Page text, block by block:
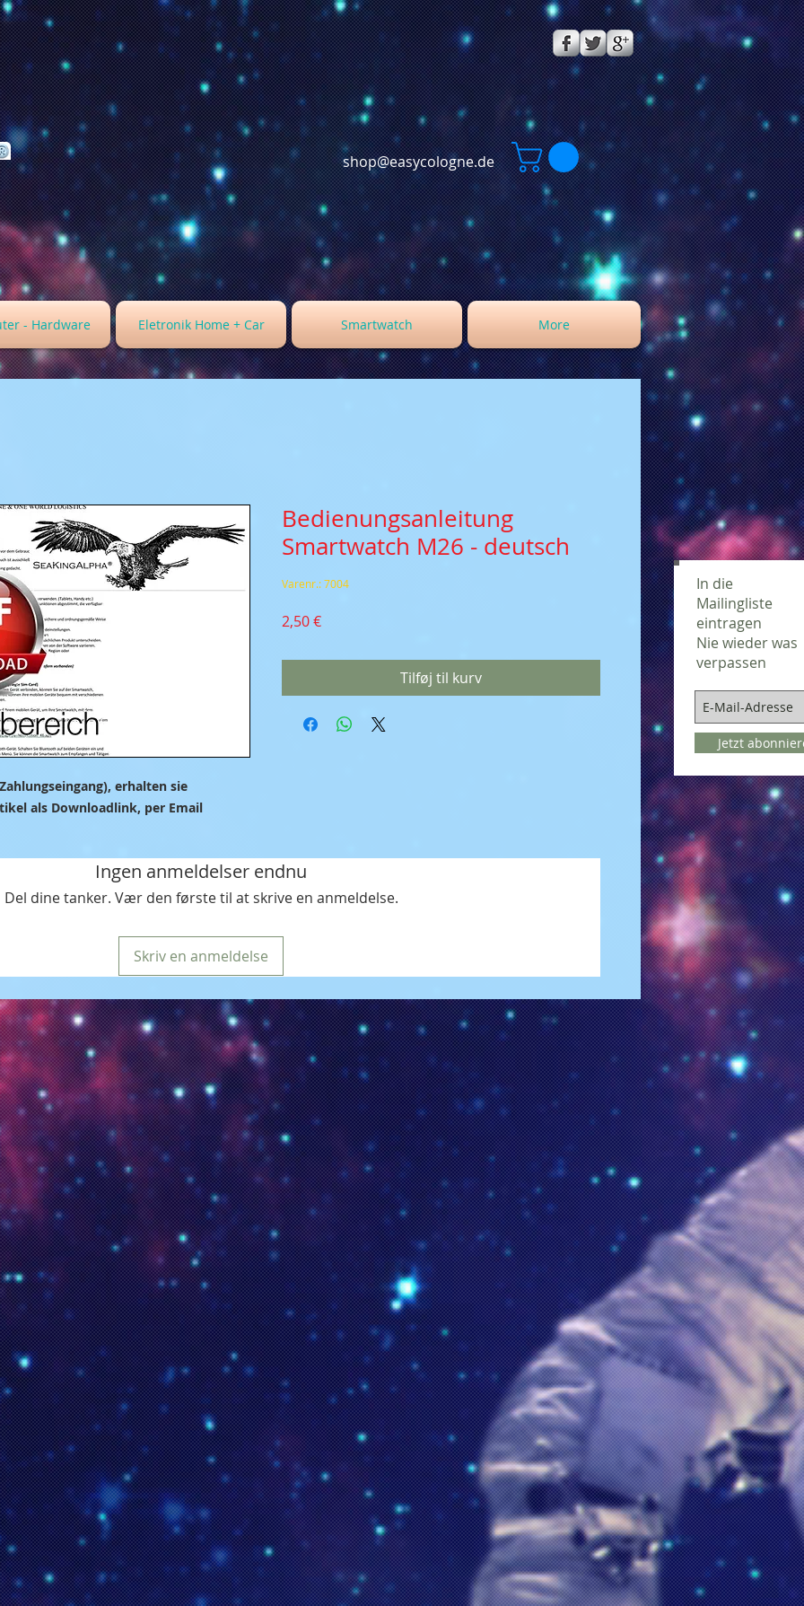
shop@easycologne.de
- Hardware Eletronik Home + Car Smartwatch More
erhalten sie
als Downloadlink, per Email
Bedienungsanleitung
Smartwatch M26 - deutsch
Varenr.: 7004
2,50 €Pris
Tilføj til kurv
Ingen anmeldelser endnu
Del dine tanker. Vær den første til at skrive en anmeldelse.
Skriv en anmeldelse
In die
Mailingliste
eintragen
Nie wieder was
verpassen
Jetzt